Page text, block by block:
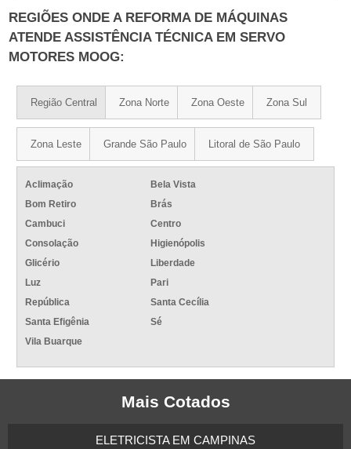
REGIÕES ONDE A REFORMA DE MÁQUINAS
ATENDE ASSISTÊNCIA TÉCNICA EM SERVO
MOTORES MOOG:
Região Central Zona Norte Zona Oeste Zona Sul
Zona Leste Grande São Paulo Litoral de São Paulo
Aclimação
Bela Vista
Bom Retiro
Brás
Cambuci
Centro
Consolação
Higienópolis
Glicério
Liberdade
Luz
Pari
República
Santa Cecília
Santa Efigênia
Sé
Vila Buarque
Mais Cotados
ELETRICISTA EM CAMPINAS